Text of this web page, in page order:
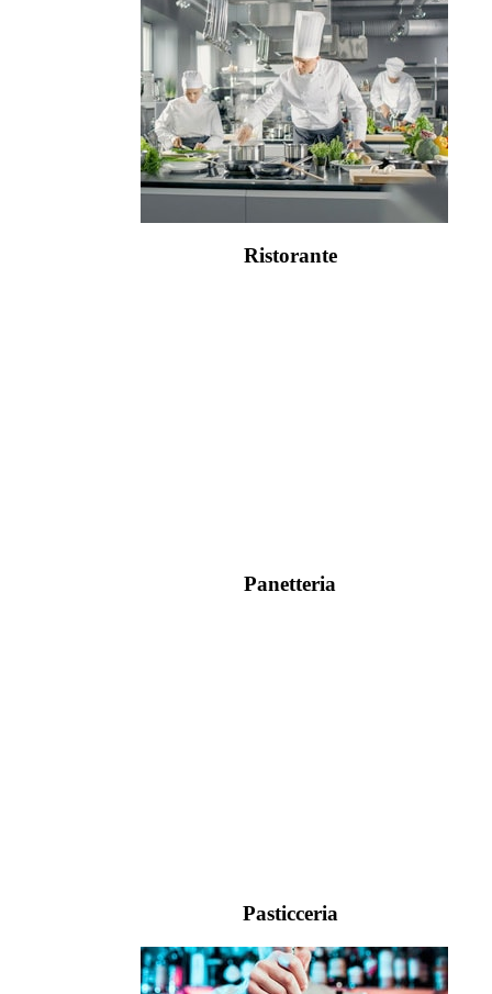
Ristorante
Panetteria
Pasticceria